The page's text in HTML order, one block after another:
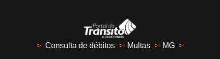
> Consulta de débitos > Multas > MG >